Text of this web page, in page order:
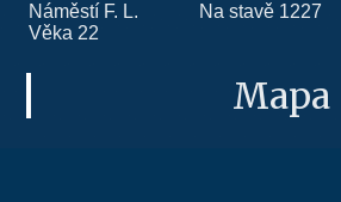
Náměstí F. L.
Věka 22
Na stavě 1227
Mapa